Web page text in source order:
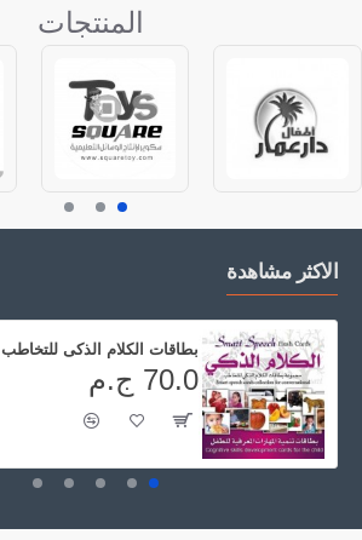
المنتجات
الاكثر مشاهدة
بطاقات الكلام الذكى للتخاطب
70.0 ج.م